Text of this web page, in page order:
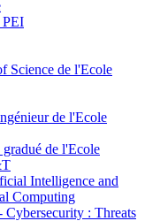
PEI
Science de l'Ecole
de l'Ecole
de l'Ecole
Intelligence and
Computing
: Threats